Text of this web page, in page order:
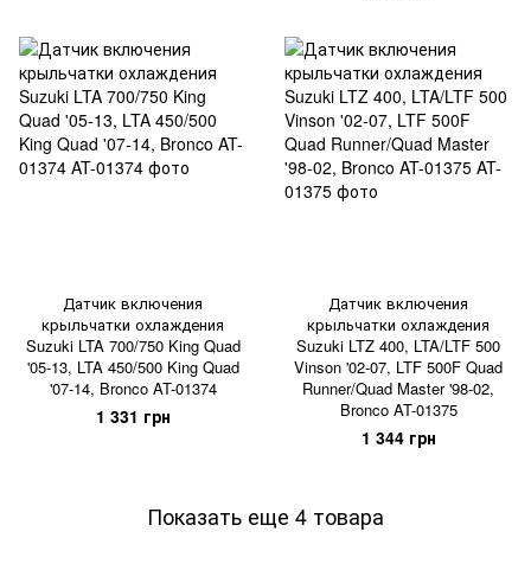
Датчик включения
крыльчатки охлаждения
Suzuki LTA 700/750 King Quad
'05-13, LTA 450/500 King Quad
'07-14, Bronco AT-01374
1 331 грн
Датчик включения
крыльчатки охлаждения
Suzuki LTZ 400, LTA/LTF 500
Vinson '02-07, LTF 500F Quad
Runner/Quad Master '98-02,
Bronco AT-01375
1 344 грн
Показать еще 4 товара